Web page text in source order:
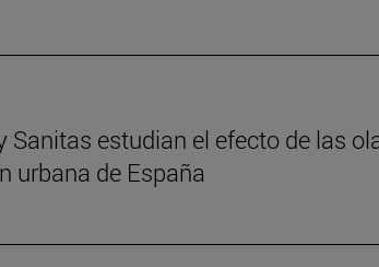
Sanitas estudian el efecto de las
urbana de España